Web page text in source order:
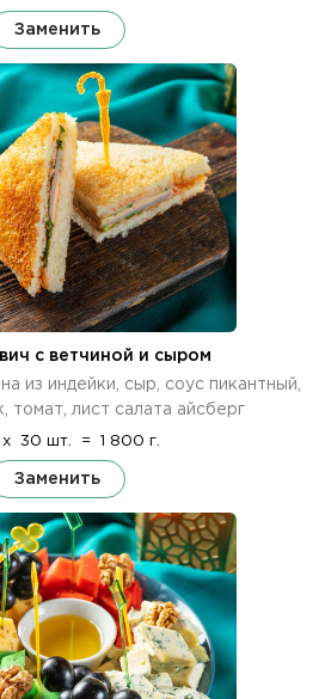
Заменить
с ветчиной и сыром
из индейки, сыр, соус пикантный,
томат, лист салата айсберг
x 30 шт. = 1 800 г.
Заменить